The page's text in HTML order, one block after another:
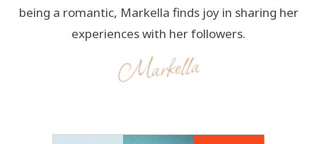
being a romantic, Markella finds joy in sharing her
experiences with her followers.